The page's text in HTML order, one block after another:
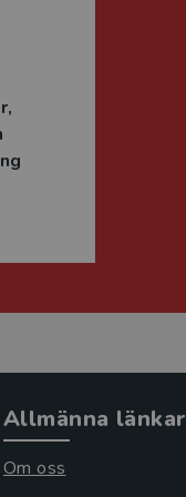
Allmänna länkar
Om oss